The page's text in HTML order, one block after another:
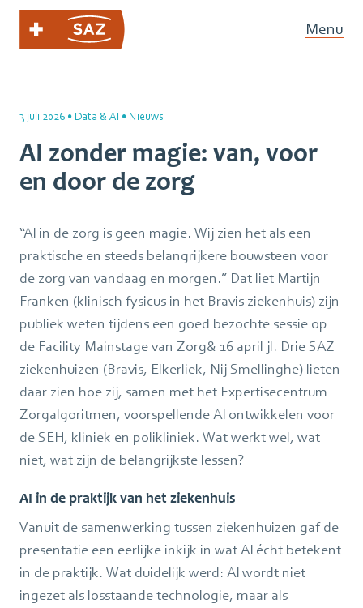
Menu
3 juli 2026 • Data & AI • Nieuws
AI zonder magie: van, voor
en door de zorg
“AI in de zorg is geen magie. Wij zien het als een
praktische en steeds belangrijkere bouwsteen voor
de zorg van vandaag en morgen.” Dat liet Martijn
Franken (klinisch fysicus in het Bravis ziekenhuis) zijn
publiek weten tijdens een goed bezochte sessie op
de Facility Mainstage van Zorg& 16 april jl. Drie SAZ
ziekenhuizen (Bravis, Elkerliek, Nij Smellinghe) lieten
daar zien hoe zij, samen met het Expertisecentrum
Zorgalgoritmen, voorspellende AI ontwikkelen voor
de SEH, kliniek en polikliniek. Wat werkt wel, wat
niet, wat zijn de belangrijkste lessen?
AI in de praktijk van het ziekenhuis
Vanuit de samenwerking tussen ziekenhuizen gaf de
presentatie een eerlijke inkijk in wat AI écht betekent
in de praktijk. Wat duidelijk werd: AI wordt niet
ingezet als losstaande technologie, maar als